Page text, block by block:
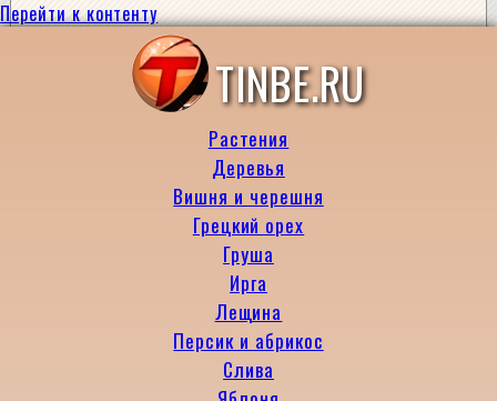
Перейти к контенту
TINBE.RU
Растения
Деревья
Вишня и черешня
Грецкий орех
Груша
Ирга
Лещина
Персик и абрикос
Слива